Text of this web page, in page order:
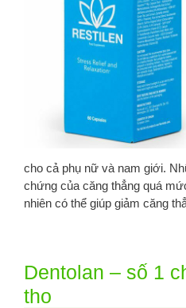
cho cả phụ nữ và nam giới.
chứng của căng thẳng quá
nhiên có thể giúp giảm căng
Dentolan – số 1
tho